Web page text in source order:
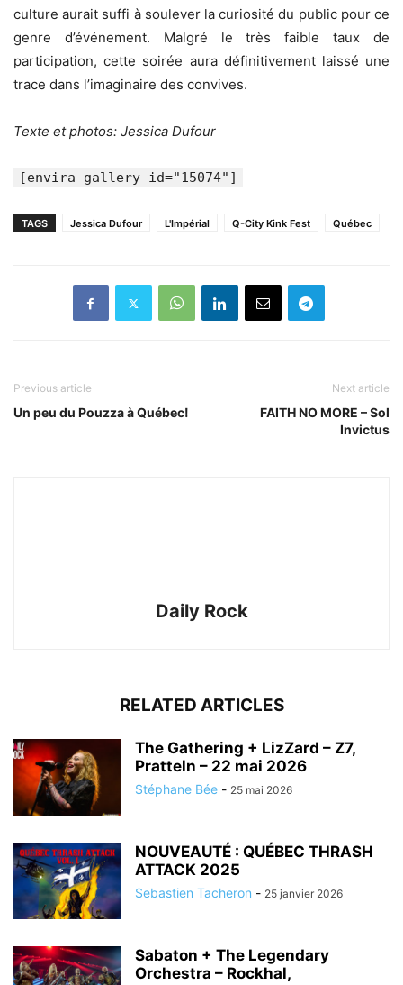
culture aurait suffi à soulever la curiosité du public pour ce
genre d’événement. Malgré le très faible taux de
participation, cette soirée aura définitivement laissé une
trace dans l’imaginaire des convives.
Texte et photos: Jessica Dufour
[envira-gallery id="15074"]
TAGS Jessica Dufour L'Impérial Q-City Kink Fest Québec
Previous article
Un peu du Pouzza à Québec!
Next article
FAITH NO MORE – Sol
Invictus
Daily Rock
RELATED ARTICLES
The Gathering + LizZard – Z7,
Pratteln – 22 mai 2026
Stéphane Bée - 25 mai 2026
NOUVEAUTÉ : QUÉBEC THRASH
ATTACK 2025
Sebastien Tacheron - 25 janvier 2026
Sabaton + The Legendary
Orchestra – Rockhal,